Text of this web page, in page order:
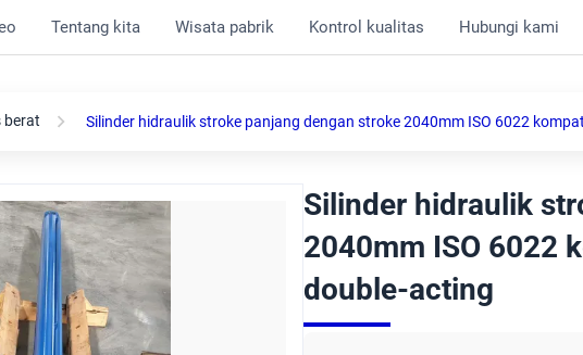
Tentang kita Wisata pabrik Kontrol kualitas Hubungi kami
berat Silinder hidraulik stroke panjang dengan stroke 2040mm ISO 6022
Silinder hidraulik
2040mm ISO 6022
double-acting